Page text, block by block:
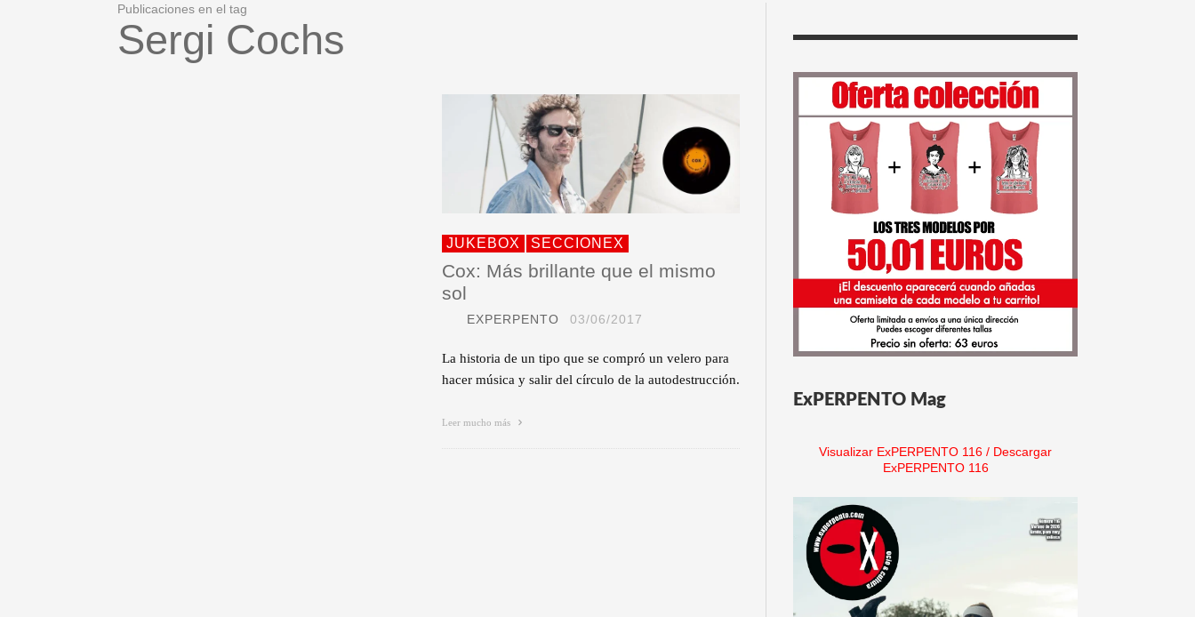
Publicaciones en el tag
Sergi Cochs
JUKEBOX SECCIONEX
Cox: Más brillante que el mismo
sol
EXPERPENTO 03/06/2017
La historia de un tipo que se compró un velero para
hacer música y salir del círculo de la autodestrucción.
Leer mucho más
ExPERPENTO Mag
Visualizar ExPERPENTO 116 / Descargar
ExPERPENTO 116